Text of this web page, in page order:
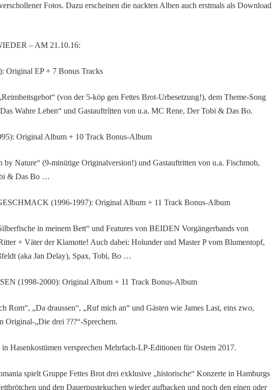
Fotos. Dazu erscheinen die nackten Alben auch erstmals als Download
– AM 21.10.16:
EP + 7 Bonus Tracks
(von der 5-köp gen Fettes Brot-Urbesetzung!), dem Theme-Song
Wahre Leben“ und Gastauftrítten von u.a. MC Rene, Der Tobi & Das Bo.
Original Album + 10 Track Bonus-Album
by Nature“ (9-minütige Originalversion!) und Gastauftritten von u.a. Fischmob,
& Das Bo …
(1996-1997): Original Album + 11 Track Bonus-Album
in meinem Bett“ und Features von BEIDEN Vorgängerbands von
+ Väter der Klamotte! Auch dabei: Holunder und Master P vom Blumentopf,
(aka Jan Delay), Spax, Tobi, Bo …
(1998-2000): Original Album + 11 Track Bonus-Album
Rom“, „Da draussen“, „Ruf mich an“ und Gästen wie James Last, eins zwo,
Original-„Die drei ???“-Sprechern.
Hasenkostümen versprechen Mehrfach-LP-Editionen für Ostern 2017.
spielt Gruppe Fettes Brot drei exklusive „historische“ Konzerte in Hamburgs
und den Dauerpustekuchen wieder aufbacken und noch den einen oder